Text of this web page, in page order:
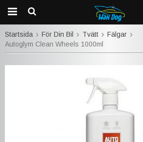
Startsida För Din Bil Tvätt
Fälgar
Autoglym Clean Wheels 1000ml